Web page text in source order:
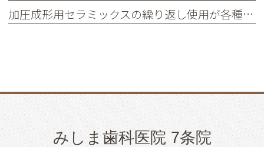
加圧成形用セラミックスの繰り返し使用が各種物性に及ぼす影響
みしま歯科医院 7条院